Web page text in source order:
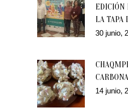
EDICIÓN
LA TAPA
30 junio,
14 junio,